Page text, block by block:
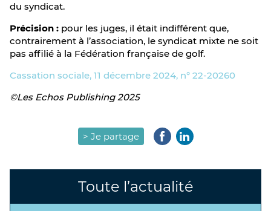
du syndicat.
Précision : pour les juges, il était indifférent que,
contrairement à l’association, le syndicat mixte ne soit
pas affilié à la Fédération française de golf.
Cassation sociale, 11 décembre 2024, n° 22-20260
©Les Echos Publishing 2025
> Je partage
Toute l’actualité